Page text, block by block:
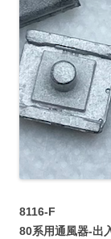
8116-F
80系用通風器-出